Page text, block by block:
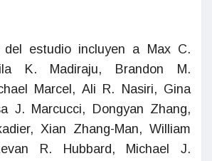
del estudio incluyen a Max C.
K. Madiraju, Brandon M.
Marcel, Ali R. Nasiri, Gina
J. Marcucci, Dongyan Zhang,
Xian Zhang-Man, William
R. Hubbard, Michael J.